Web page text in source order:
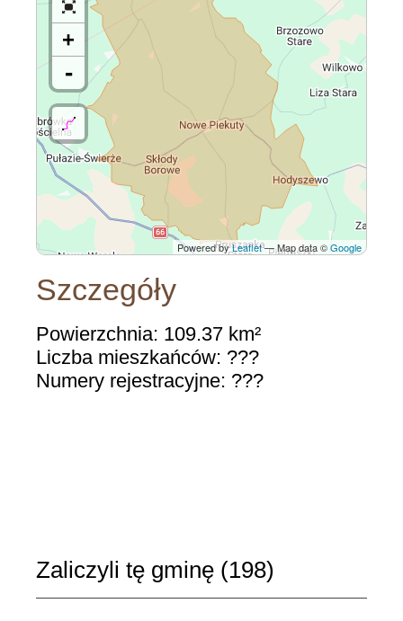
+
-
Powered byLeaflet— Map data ©Google
Szczegóły
Powierzchnia: 109.37 km²
Liczba mieszkańców: ???
Numery rejestracyjne: ???
Zaliczyli tę gminę (198)